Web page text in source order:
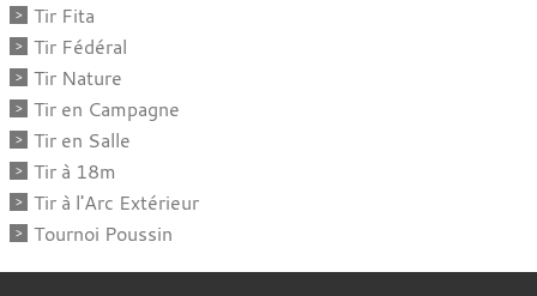
Tir Fita
Tir Fédéral
Tir Nature
Tir en Campagne
Tir en Salle
Tir à 18m
Tir à l'Arc Extérieur
Tournoi Poussin